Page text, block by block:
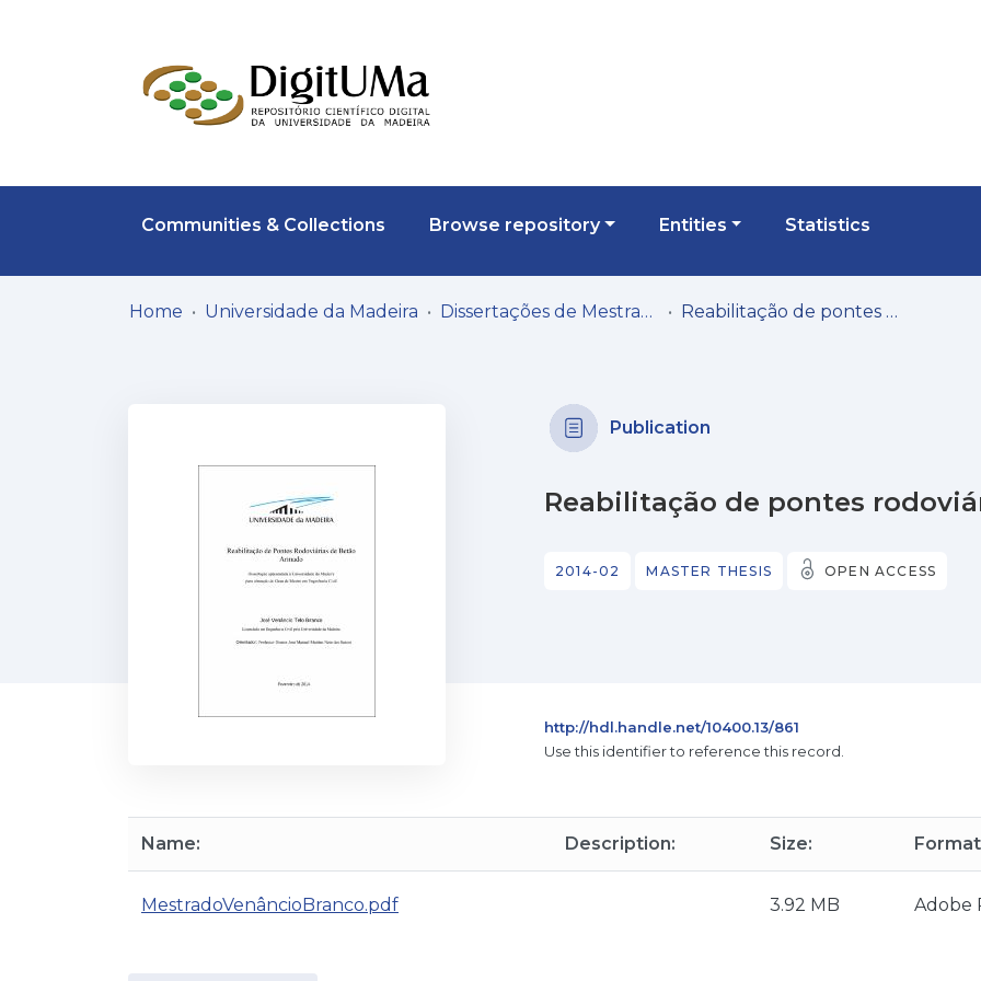
Communities & Collections Browse repository Entities Statistics
Home Universidade da Madeira Dissertações de Mestrado Reabilitação de pontes rodoviárias de betão armado
Publication
Reabilitação de pontes
2014-02 MASTER THESIS OPEN ACCESS
http://hdl.handle.net/10400.13/861
Use this identifier to reference this record.
Name: Description: Size:
MestradoVenâncioBranco.pdf 3.92 MB Adobe